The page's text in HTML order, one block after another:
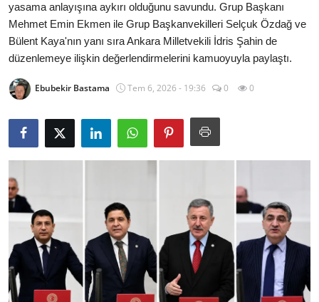
Bakanlıklar
İl / İlçe Başkanlıkları
İlçeler
Kaymakamlıklar
Siyasi Partiler
Yerel Yönetimler
Mülki İdare
Toplum ve Yaşam
yasama anlayışına aykırı olduğunu savundu. Grup Başkanı
Mehmet Emin Ekmen ile Grup Başkanvekilleri Selçuk Özdağ ve
Bülent Kaya'nın yanı sıra Ankara Milletvekili İdris Şahin de
düzenlemeye ilişkin değerlendirmelerini kamuoyuyla paylaştı.
Ebubekir Bastama Tem 6, 2026 - 19:36 0 0